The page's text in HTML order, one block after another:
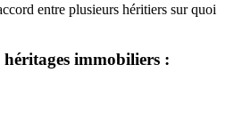
entre plusieurs héritiers sur quoi
immobiliers :